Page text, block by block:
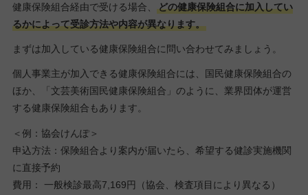
健康保険組合経由で受ける場合、
どの健康保険組合に加入してい
るかによって受診方法や内容が異なります。
まずは加入している健康保険組合に問い合わせてみましょう。
個人事業主が加入できる健康保険組合には、国民健康保険組合の
ほか、「文芸美術国民健康保険組合」のように、業界団体が運営
する健康保険組合もあります。
＜例：協会けんぽ＞
申込方法：保険組合より案内が届いたら、希望する健診実施機関
に直接予約
費用： 一般検診最高7,169円（協会、検査項目により異なる）